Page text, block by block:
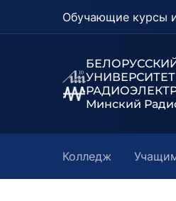
Обучающие курсы
Минский
Колледж